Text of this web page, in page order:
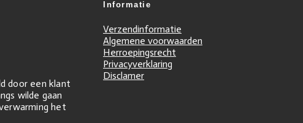
door een klant
wilde gaan
het
Informatie
Verzendinformatie
Algemene voorwaarden
Herroepingsrecht
Privacyverklaring
Disclamer